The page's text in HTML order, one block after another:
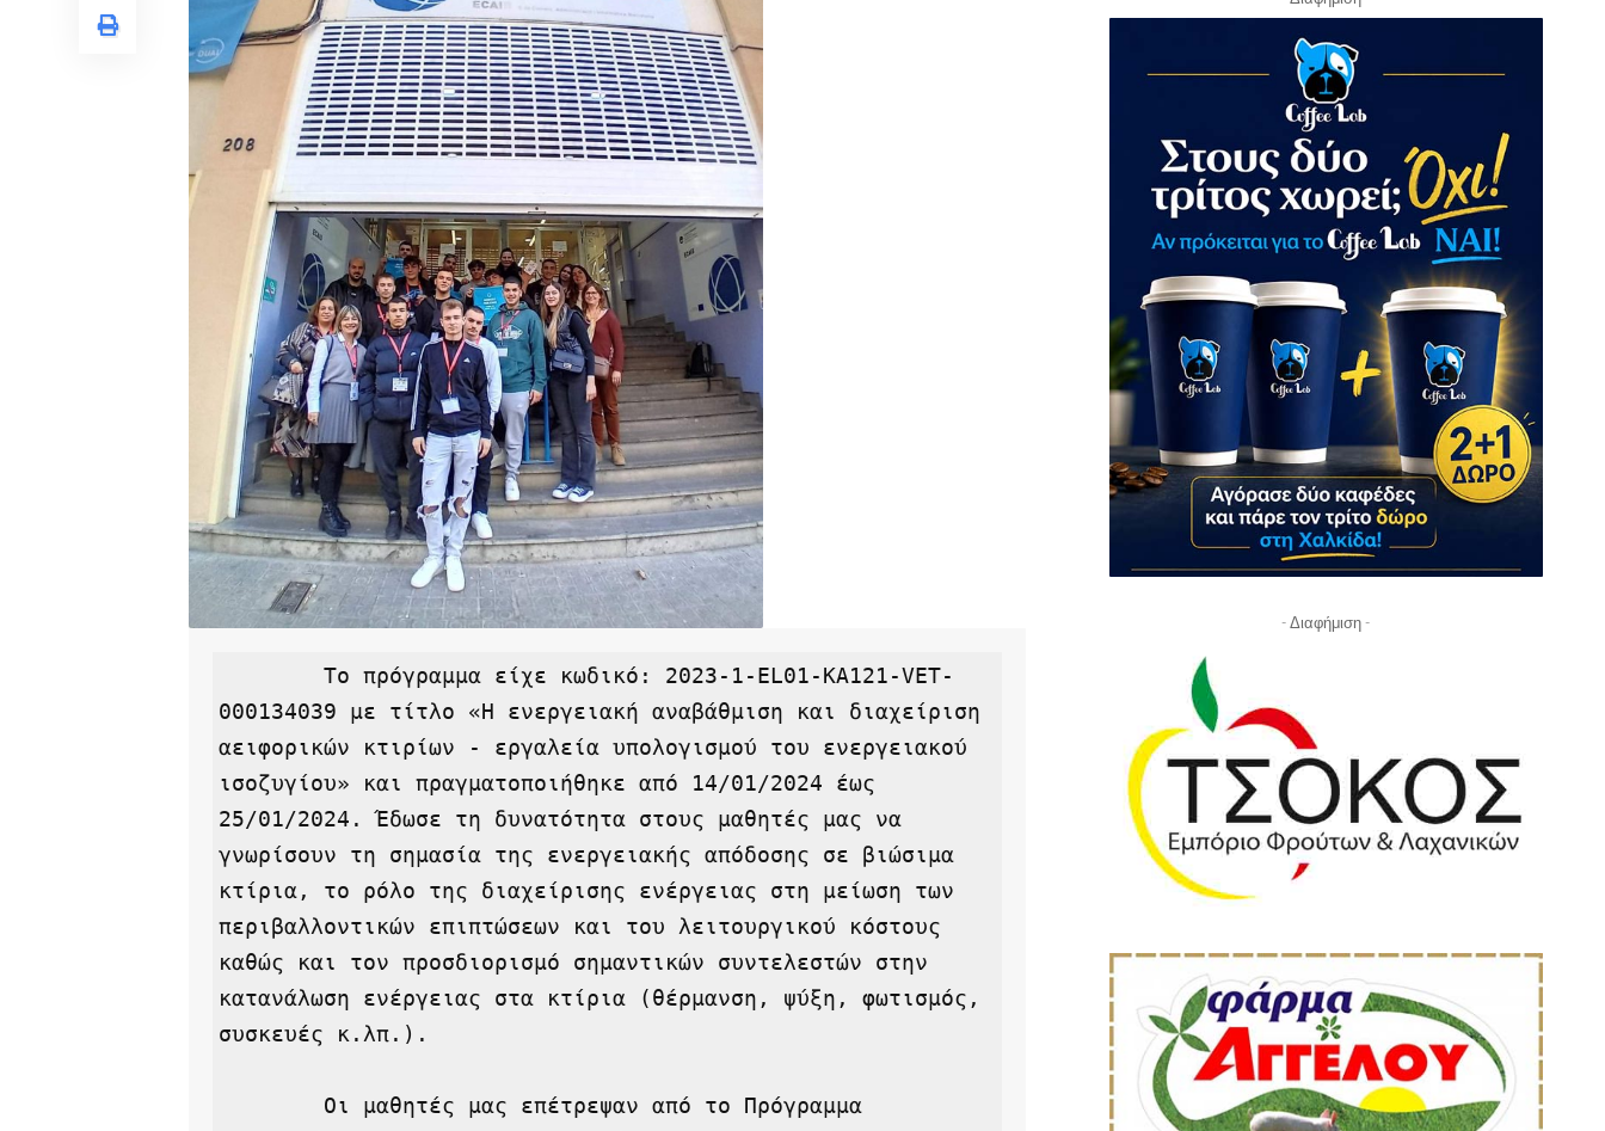
000134039 με τίτλο «Η ενεργειακή αναβάθμιση και διαχείριση
αειφορικών κτιρίων - εργαλεία υπολογισμού του ενεργειακού
ισοζυγίου» και πραγματοποιήθηκε από 14/01/2024 έως
25/01/2024. Έδωσε τη δυνατότητα στους μαθητές μας να
γνωρίσουν τη σημασία της ενεργειακής απόδοσης σε βιώσιμα
κτίρια, το ρόλο της διαχείρισης ενέργειας στη μείωση των
περιβαλλοντικών επιπτώσεων και του λειτουργικού κόστους
καθώς και τον προσδιορισμό σημαντικών συντελεστών στην
κατανάλωση ενέργειας στα κτίρια (θέρμανση, ψύξη, φωτισμός,
συσκευές κ.λπ.).
- Διαφήμιση -